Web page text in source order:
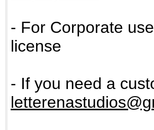
- For Corporate
license
- If you need a